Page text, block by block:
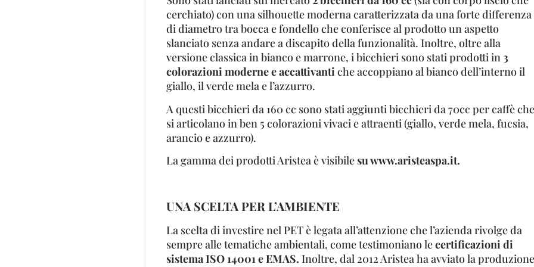
cerchiato) con una silhouette moderna caratterizzata da una forte differenza
di diametro tra bocca e fondello che conferisce al prodotto un aspetto
slanciato senza andare a discapito della funzionalità. Inoltre, oltre alla
versione classica in bianco e marrone, i bicchieri sono stati prodotti in 3
colorazioni moderne e accattivantiche accoppiano al bianco dell’interno il
giallo, il verde mela e l’azzurro.
A questi bicchieri da 160 cc sono stati aggiunti bicchieri da 70cc per caffè che
si articolano in ben 5 colorazioni vivaci e attraenti (giallo, verde mela, fucsia,
arancio e azzurro).
La gamma dei prodotti Aristea è visibilesu www.aristeaspa.it.
UNA SCELTA PER L’AMBIENTE
La scelta di investire nel PET è legata all’attenzione che l’azienda rivolge da
sempre alle tematiche ambientali, come testimoniano lecertificazioni di
sistema ISO 14001 e EMAS. Inoltre, dal 2012 Aristea ha avviato la produzione